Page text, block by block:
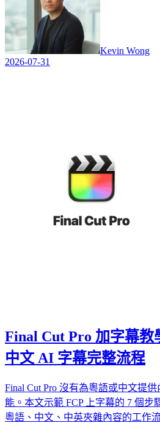
Kevin Wong
2026-07-31
Final Cut Pro 加字幕教
中文 AI 字幕完整流程
Final Cut Pro 沒有為粵語或中文提供
能。本文示範 FCP 上字幕的 7 個步
粵語、中文、中英夾雜內容的工作